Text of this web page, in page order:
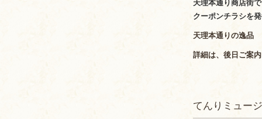
天理本通り商店街
クーポンチラシを
天理本通りの逸品
詳細は、後日ご案
てんりミュー